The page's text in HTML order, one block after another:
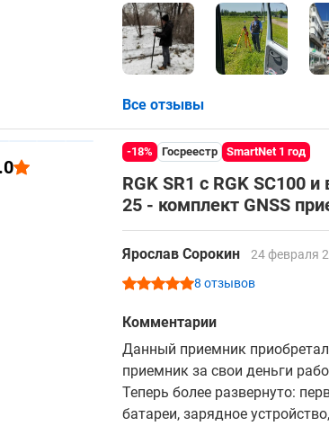
Все отзывы
-18% Госреестр SmartNet 1 год
RGK SR1 с RGK SC100 и
25 - комплект GNSS
Ярослав Сорокин
24 февраля
8 отзывов
Комментарии
Данный приемник
приемник за свои деньги
Теперь более развернуто:
батареи, зарядное